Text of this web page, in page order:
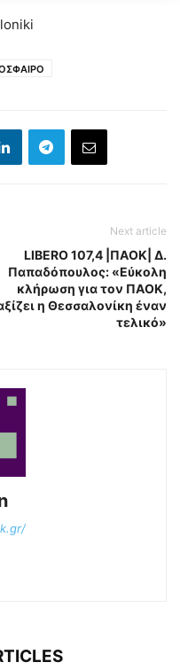
Next article
LIBERO 107,4 |ΠΑΟΚ| Δ.
Παπαδόπουλος: «Εύκολη
κλήρωση για τον ΠΑΟΚ,
η Θεσσαλονίκη έναν
τελικό»